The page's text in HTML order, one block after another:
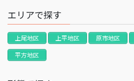
エリアで探す
上尾地区 上平地区 原市地区
平方地区